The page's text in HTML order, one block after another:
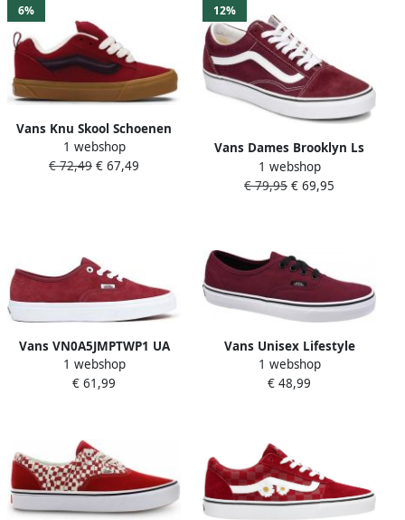
6%
Vans Knu Skool Schoenen
Rood
1 webshop
€ 72,49 € 67,49
12%
Vans Dames Brooklyn Ls
Sneakers Schoenen Textiel
VN000D7U4QU1 Port Royale
1 webshop
€ 79,95 € 69,95
Vans VN0A5JMPTWP1 UA
Authentic Pig Suede Q3
1 webshop
€ 61,99
Vans Unisex Lifestyle
Classic FTW Sneaker Ua
Authentic Port Royale Black
1 webshop
€ 48,99